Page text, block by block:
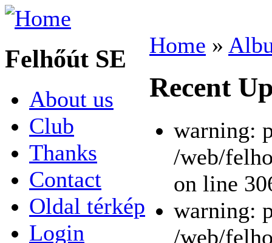
Felhőút SE
About us
Club
Thanks
Contact
Oldal térkép
Login
Home »
Recent
warning:
/web/
on line
warning:
/web/